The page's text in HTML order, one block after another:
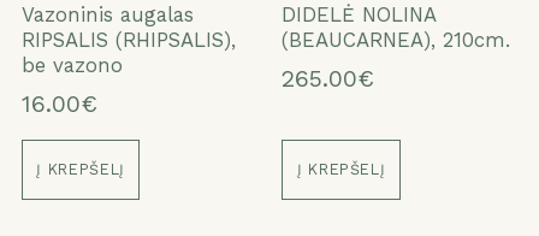
Vazoninis augalas
RIPSALIS (RHIPSALIS),
be vazono
16.00€
Į KREPŠELĮ
DIDELĖ NOLINA
(BEAUCARNEA), 210cm.
265.00€
Į KREPŠELĮ